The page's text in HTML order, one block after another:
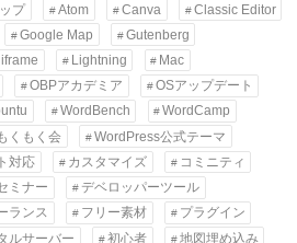
プ Atom Canva
Classic Editor
Google Map
Gutenberg
iframe Lightning
Mac
OBPアカデミア
OSアップデート
WordBench
WordCamp
くもく会
WordPress公式テーマ
対応 カスタマイズ
コミニティ
ミナー
デベロッパーツール
ランス フリー素材
プラグイン
ルサーバー 初心者
地図埋め込み